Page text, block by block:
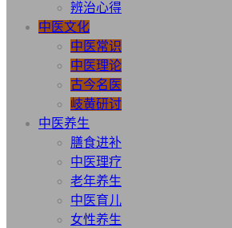
辨治心得
中医文化
中医常识
中医理论
古今名医
岐黄研讨
中医养生
膳食进补
中医理疗
老年养生
中医育儿
女性养生